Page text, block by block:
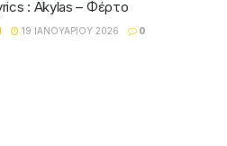
: Akylas – Φέρτο
19 ΙΑΝΟΥΑΡΊΟΥ 2026 0